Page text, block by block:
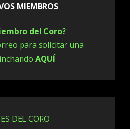
MIEMBROS
del Coro?
para solicitar una
AQUÍ
DEL CORO